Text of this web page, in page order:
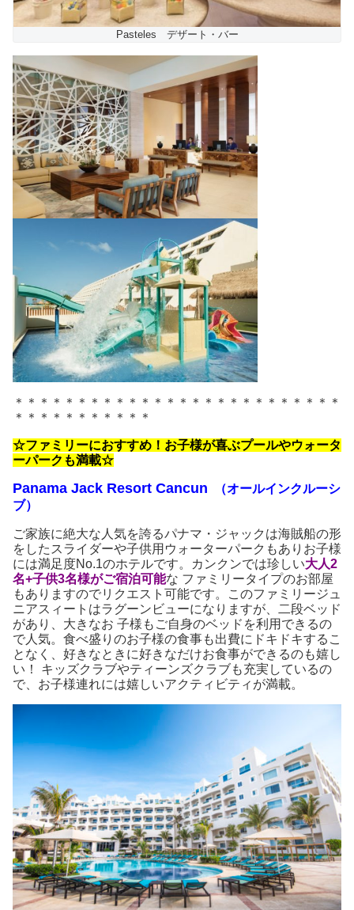
Pasteles デザート・バー
＊＊＊＊＊＊＊＊＊＊＊＊＊＊＊＊＊＊＊＊＊＊＊＊＊＊
＊＊＊＊＊＊＊＊＊＊＊
☆ファミリーにおすすめ！お子様が喜ぶプールやウォータ
ーパークも満載☆
Panama Jack Resort Cancun （オールインクルーシ
ブ）
ご家族に絶大な人気を誇るパナマ・ジャックは海賊船の形
をしたスライダーや子供用ウォーターパークもありお子様
には満足度No.1のホテルです。カンクンでは珍しい大人2
名+子供3名様がご宿泊可能な ファミリータイプのお部屋
もありますのでリクエスト可能です。このファミリージュ
ニアスィートはラグーンビューになりますが、二段ベッド
があり、大きなお 子様もご自身のベッドを利用できるの
で人気。食べ盛りのお子様の食事も出費にドキドキするこ
となく、好きなときに好きなだけお食事ができるのも嬉し
い！ キッズクラブやティーンズクラブも充実しているの
で、お子様連れには嬉しいアクティビティが満載。